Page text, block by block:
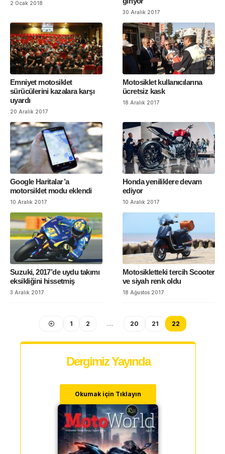
2 Ocak 2018
30 Aralık 2017
Emniyet motosiklet
sürücülerini kazalara karşı
uyardı
20 Aralık 2017
Motosiklet kullanıcılarına
ücretsiz kask
18 Aralık 2017
Google Haritalar’a
motorsiklet modu eklendi
10 Aralık 2017
Honda yeniliklere devam
ediyor
10 Aralık 2017
Suzuki, 2017’de uydu takımı
eksikliğini hissetmiş
3 Aralık 2017
Motosikletteki tercih Scooter
ve siyah renk oldu
18 Ağustos 2017
1 2 … 20 21 22
Dergimiz Yayında
Okumak için Tıklayın